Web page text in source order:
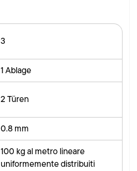
3
1 Ablage
2 Türen
0.8 mm
100 kg al metro lineare
uniformemente distribuiti